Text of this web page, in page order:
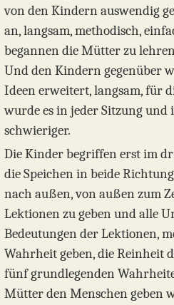
von den Kindern auswendig
an, langsam, methodisch,
begannen die Mütter zu
Und den Kindern gegenüber
Ideen erweitert, langsam, für
wurde es in jeder Sitzung und
schwieriger.
Die Kinder begriffen erst im
die Speichen in beide
nach außen, von außen zum
Lektionen zu geben und alle
Bedeutungen der Lektionen,
Wahrheit geben, die Reinheit
fünf grundlegenden
Mütter den Menschen geben